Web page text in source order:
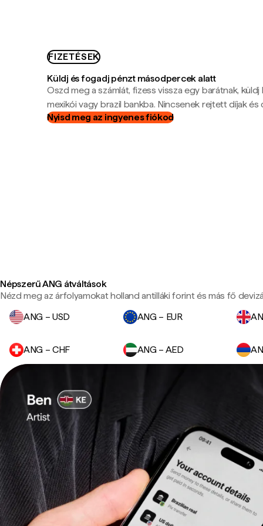
FIZETÉSEK
Küldj és fogadj pénzt másodpercek alatt
Oszd meg a számlát, fizess vissza egy barátnak,
mexikói vagy brazil bankba. Nincsenek rejtett díjak és
Nyisd meg az ingyenes fiókod
Népszerű ANG átváltások
Nézd meg az árfolyamokat holland antilláki forint és más fő
ANG – USD
ANG – EUR
ANG – CHF ANG – AED